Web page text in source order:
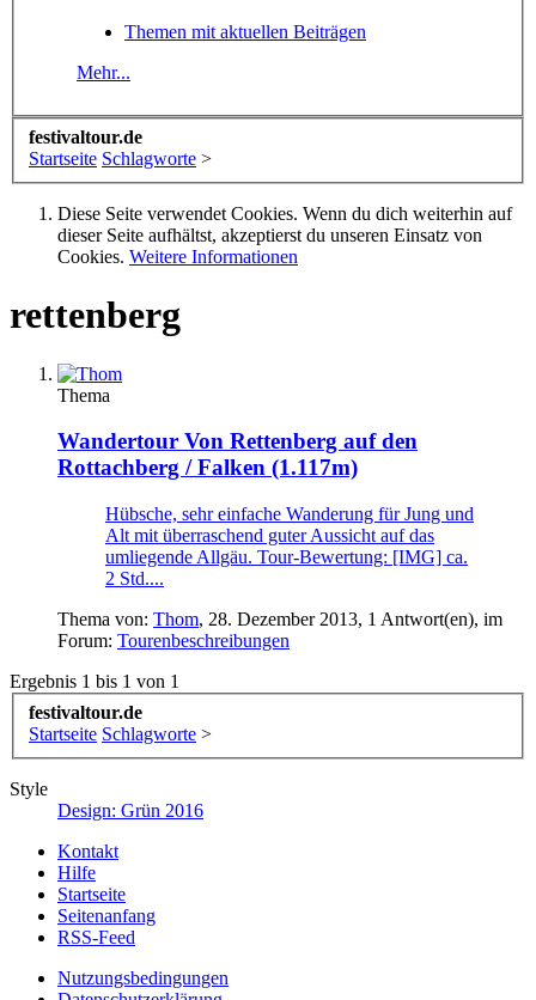
Themen mit aktuellen Beiträgen
Mehr...
festivaltour.de
Startseite Schlagworte >
Diese Seite verwendet Cookies. Wenn du dich weiterhin auf
dieser Seite aufhältst, akzeptierst du unseren Einsatz von
Cookies. Weitere Informationen
rettenberg
Thema
Wandertour Von Rettenberg auf den
Rottachberg / Falken (1.117m)
Hübsche, sehr einfache Wanderung für Jung und
Alt mit überraschend guter Aussicht auf das
umliegende Allgäu. Tour-Bewertung: [IMG] ca.
2 Std....
Thema von: Thom, 28. Dezember 2013, 1 Antwort(en), im
Forum: Tourenbeschreibungen
Ergebnis 1 bis 1 von 1
festivaltour.de
Startseite Schlagworte >
Style
Design: Grün 2016
Kontakt
Hilfe
Startseite
Seitenanfang
RSS-Feed
Nutzungsbedingungen